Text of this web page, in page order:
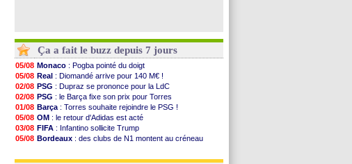
Ça a fait le buzz depuis 7 jours
05/08 Monaco : Pogba pointé du doigt
05/08 Real : Diomandé arrive pour 140 M€ !
02/08 PSG : Dupraz se prononce pour la LdC
02/08 PSG : le Barça fixe son prix pour Torres
01/08 Barça : Torres souhaite rejoindre le PSG !
05/08 OM : le retour d'Adidas est acté
03/08 FIFA : Infantino sollicite Trump
05/08 Bordeaux : des clubs de N1 montent au créneau
03/08 Real: le démenti de Leipzig pour Diomandé